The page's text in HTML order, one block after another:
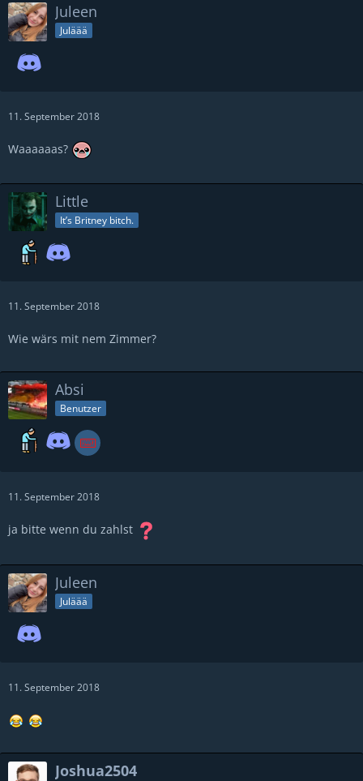
Juleen
Juläää
11. September 2018
Waaaaaas?
Little
It’s Britney bitch.
11. September 2018
Wie wärs mit nem Zimmer?
Absi
Benutzer
11. September 2018
ja bitte wenn du zahlst
Juleen
Juläää
11. September 2018
Joshua2504